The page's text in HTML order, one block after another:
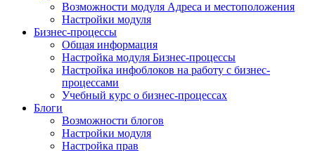
Возможности модуля Адреса и местоположения
Настройки модуля
Бизнес-процессы
Общая информация
Настройка модуля Бизнес-процессы
Настройка инфоблоков на работу с бизнес-
процессами
Учебный курс о бизнес-процессах
Блоги
Возможности блогов
Настройки модуля
Настройка прав